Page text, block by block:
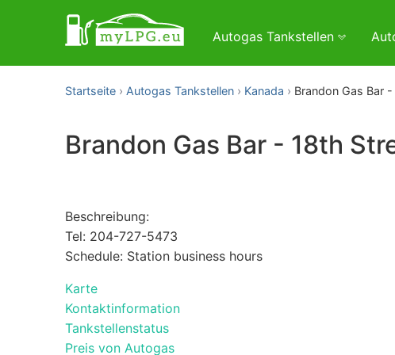
Autogas Tankstellen
Startseite Autogas Tankstellen Kanada Brandon Gas Bar
Brandon Gas Bar - 18th
Beschreibung:
Tel: 204-727-5473
Schedule: Station business hours
Karte
Kontaktinformation
Tankstellenstatus
Preis von Autogas